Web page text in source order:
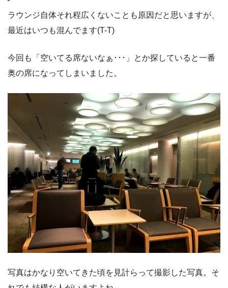
ラウンジ自体それ程広くないことも原因だと思いますが、
最近はいつも混んでます(T-T)
今回も「空いてる席ないなぁ･･･」とか探していると一番
奥の席になってしまいました。
写真はかなり空いてきた頃を見計らって撮影した写真。そ